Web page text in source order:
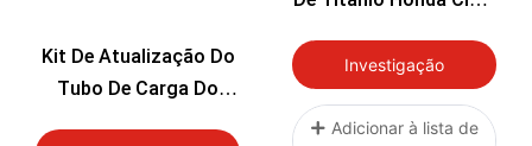
Kit De Atualização Do
Tubo De Carga Do
Investigação
Adicionar à lista de